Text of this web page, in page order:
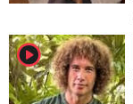
player2